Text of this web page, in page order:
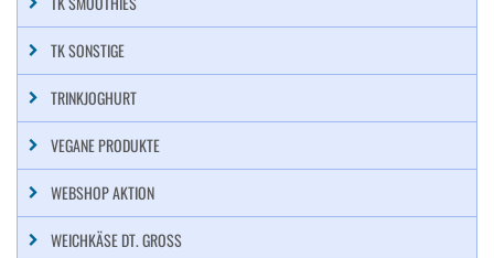
TK SONSTIGE
TRINKJOGHURT
VEGANE PRODUKTE
WEBSHOP AKTION
WEICHKÄSE DT. GROSS